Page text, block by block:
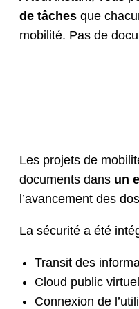
de tâches que
mobilité. Pas de
Les projets de
documents dans un
l’avancement des
La sécurité a été
Transit des
Cloud public
Connexion de